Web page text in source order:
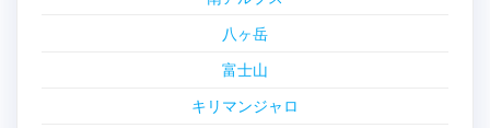
八ヶ岳
富士山
キリマンジャロ